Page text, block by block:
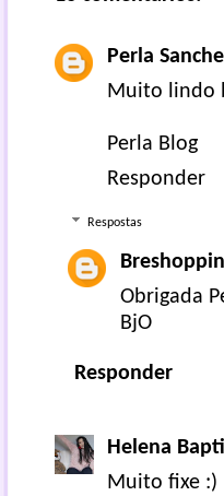
Perla
Muito lindo
Perla Blog
Responder
Respostas
Obrigada
BjO
Responder
Helena
Muito fixe :)